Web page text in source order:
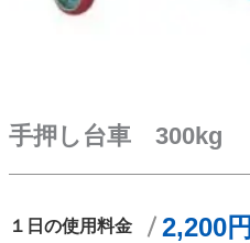
手押し台車 300kg
１日の使用料金 2,200円